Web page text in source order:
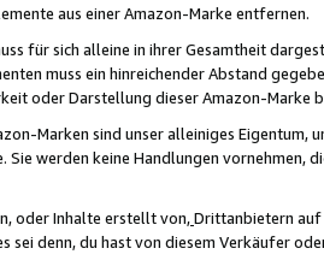
aus einer Amazon-Marke entfernen.
für sich alleine in ihrer Gesamtheit
muss ein hinreichender Abstand
oder Darstellung dieser Amazon-Marke
Marken sind unser alleiniges
Sie werden keine Handlungen vornehmen,
oder Inhalte erstellt von,Drittanbietern auf
sei denn, du hast von diesem Verkäufer